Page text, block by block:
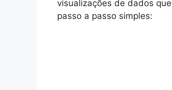
visualizações de dados
passo a passo simples: